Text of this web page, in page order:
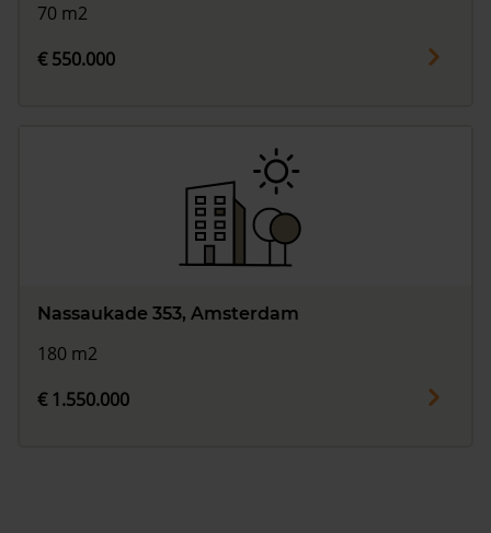
70 m2
€ 550.000
Nassaukade 353, Amsterdam
180 m2
€ 1.550.000